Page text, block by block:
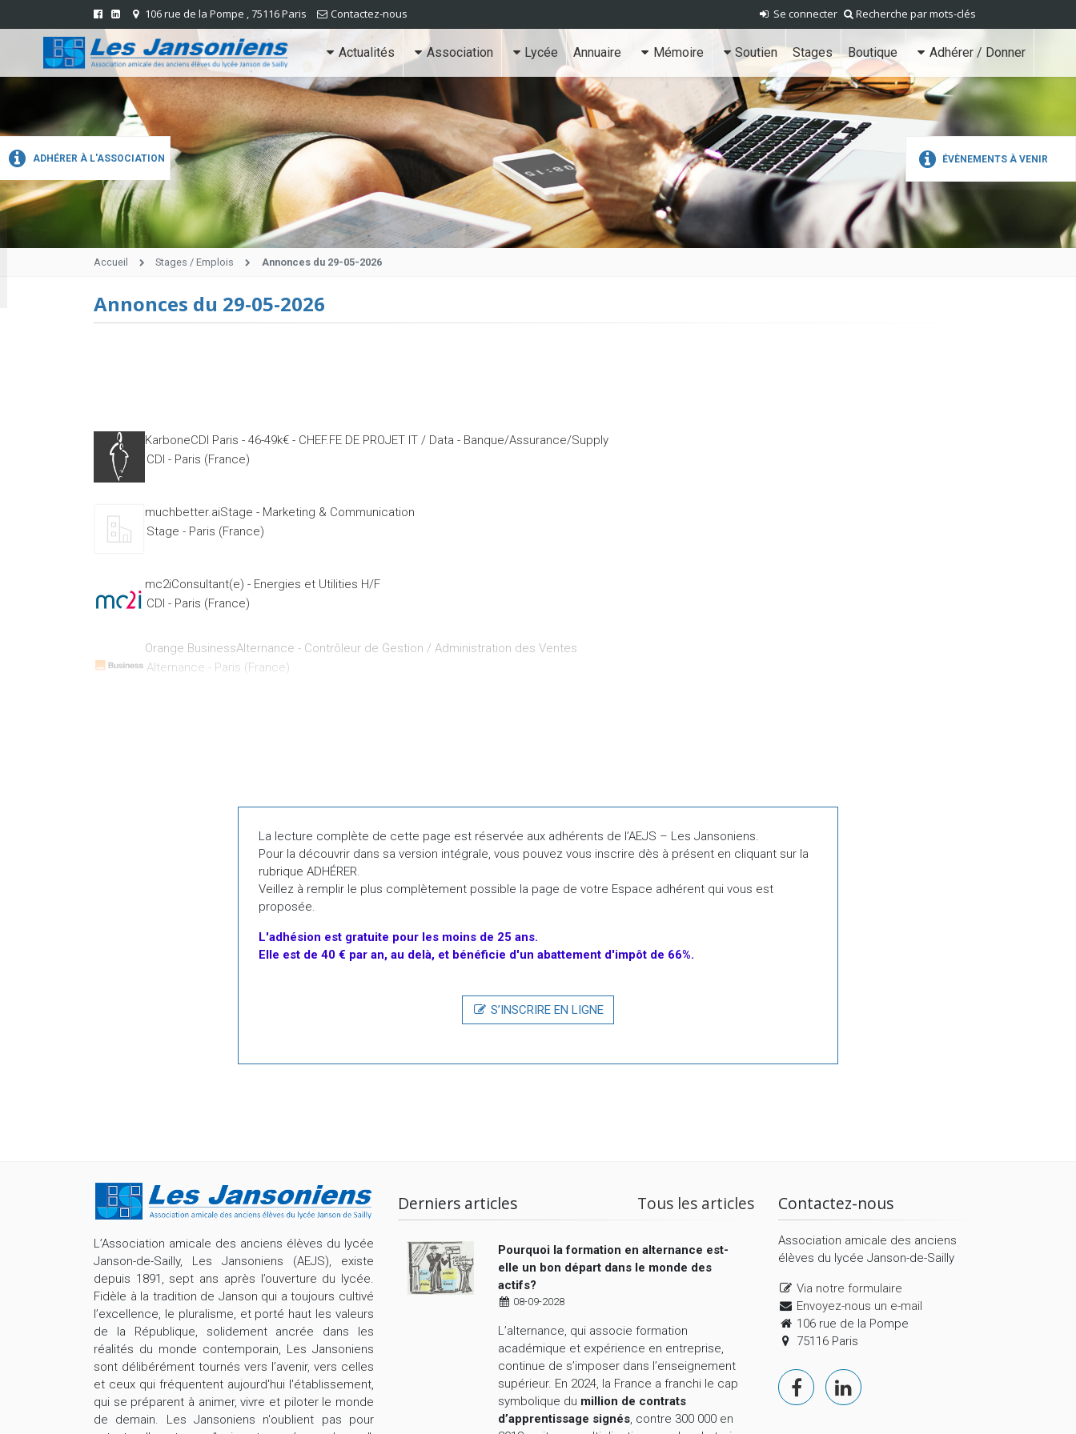
ADHÉRER À L'ASSOCIATION ÉVÈNEMENTS À VENIR
Recherche par mots-clés
Se connecter
106 rue de la Pompe , 75116 Paris Contactez-nous
Actualités Association Lycée Annuaire Mémoire Soutien Stages Boutique Adhérer / Donner
Accueil Stages / Emplois Annonces du 29-05-2026
La lecture complète de cette page est réservée aux adhérents de l’AEJS – Les Jansoniens.
Pour la découvrir dans sa version intégrale, vous pouvez vous inscrire dès à présent en cliquant sur la
rubrique ADHÉRER.
Veillez à remplir le plus complètement possible la page de votre Espace adhérent qui vous est
proposée.
L'adhésion est gratuite pour les moins de 25 ans.
Elle est de 40 € par an, au delà, et bénéficie d'un abattement d'impôt de 66%.
S’INSCRIRE EN LIGNE
Annonces du 29-05-2026
KarboneCDI Paris - 46-49k€ - CHEF.FE DE PROJET IT / Data - Banque/Assurance/Supply
CDI - Paris (France)
muchbetter.aiStage - Marketing & Communication
Stage - Paris (France)
mc2iConsultant(e) - Energies et Utilities H/F
CDI - Paris (France)
Orange BusinessAlternance - Contrôleur de Gestion / Administration des Ventes
Alternance - Paris (France)
BNP Paribas FranceBusiness Analyst Liquidités H/F
BNP Paribas FranceAlternance - Analyste Impact Investing - H/F
L’Association amicale des anciens élèves du lycée
Janson-de-Sailly, Les Jansoniens (AEJS), existe
depuis 1891, sept ans après l’ouverture du lycée.
Fidèle à la tradition de Janson qui a toujours cultivé
l’excellence, le pluralisme, et porté haut les valeurs
de la République, solidement ancrée dans les
réalités du monde contemporain, Les Jansoniens
sont délibérément tournés vers l’avenir, vers celles
et ceux qui fréquentent aujourd'hui l'établissement,
qui se préparent à animer, vivre et piloter le monde
de demain. Les Jansoniens n'oublient pas pour
Derniers articles Tous les articles
Pourquoi la formation en alternance est-
elle un bon départ dans le monde des
actifs?
08-09-2028
L’alternance, qui associe formation
académique et expérience en entreprise,
continue de s’imposer dans l’enseignement
supérieur. En 2024, la France a franchi le cap
symbolique du million de contrats
d’apprentissage signés, contre 300 000 en
Contactez-nous
Association amicale des anciens
élèves du lycée Janson-de-Sailly
Via notre formulaire
Envoyez-nous un e-mail
106 rue de la Pompe
75116 Paris